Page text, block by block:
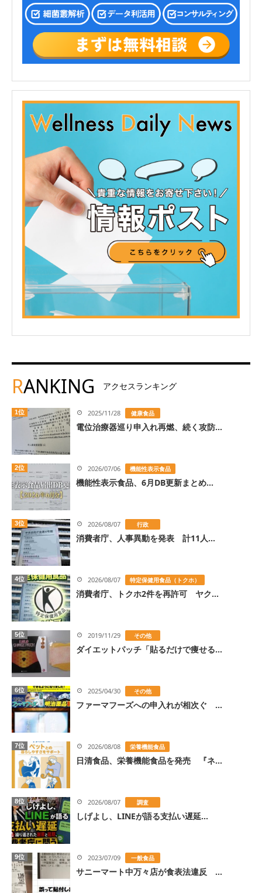
RANKING アクセスランキング
1位 2025/11/28 健康食品
電位治療器巡り申入れ再燃、続く攻防...
2位 2026/07/06 機能性表示食品
機能性表示食品、6月DB更新まとめ...
3位 2026/08/07 行政
消費者庁、人事異動を発表 計11人...
4位 2026/08/07 特定保健用食品（トクホ）
消費者庁、トクホ2件を再許可 ヤク...
5位 2019/11/29 その他
ダイエットパッチ「貼るだけで痩せる...
6位 2025/04/30 その他
ファーマフーズへの申入れが相次ぐ ...
7位 2026/08/08 栄養機能食品
日清食品、栄養機能食品を発売 『ネ...
8位 2026/08/07 調査
しげよし、LINEが語る支払い遅延...
9位 2023/07/09 一般食品
サニーマート中万々店が食表法違反 ...